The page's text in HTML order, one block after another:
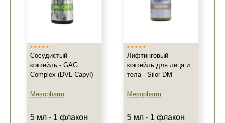
Сосудистый
коктейль - GAG
Complex (DVL Capyl)
Mesopharm
5 мл - 1 флакон
Лифтинговый
коктейль для лица и
тела - Silor DM
Mesopharm
5 мл - 1 флакон